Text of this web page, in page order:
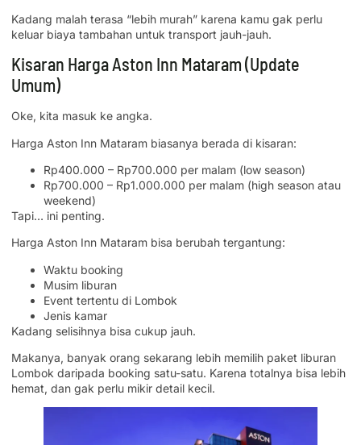
Kadang malah terasa “lebih murah” karena kamu gak perlu
keluar biaya tambahan untuk transport jauh-jauh.
Kisaran Harga Aston Inn Mataram (Update
Umum)
Oke, kita masuk ke angka.
Harga Aston Inn Mataram biasanya berada di kisaran:
Rp400.000 – Rp700.000 per malam (low season)
Rp700.000 – Rp1.000.000 per malam (high season atau
weekend)
Tapi… ini penting.
Harga Aston Inn Mataram bisa berubah tergantung:
Waktu booking
Musim liburan
Event tertentu di Lombok
Jenis kamar
Kadang selisihnya bisa cukup jauh.
Makanya, banyak orang sekarang lebih memilih paket liburan
Lombok daripada booking satu-satu. Karena totalnya bisa lebih
hemat, dan gak perlu mikir detail kecil.